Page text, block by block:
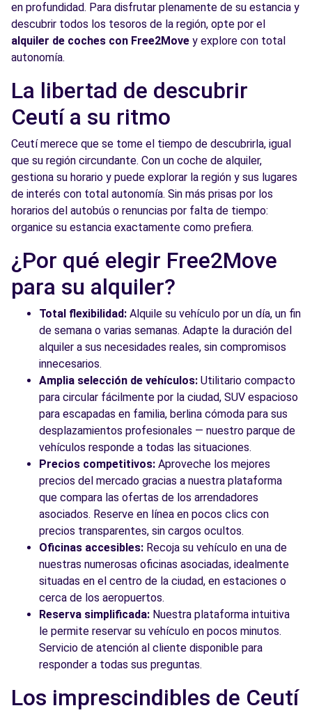
en profundidad. Para disfrutar plenamente de su estancia y
descubrir todos los tesoros de la región, opte por el
alquiler de coches con Free2Move y explore con total
autonomía.
La libertad de descubrir
Ceutí a su ritmo
Ceutí merece que se tome el tiempo de descubrirla, igual
que su región circundante. Con un coche de alquiler,
gestiona su horario y puede explorar la región y sus lugares
de interés con total autonomía. Sin más prisas por los
horarios del autobús o renuncias por falta de tiempo:
organice su estancia exactamente como prefiera.
¿Por qué elegir Free2Move
para su alquiler?
Total flexibilidad: Alquile su vehículo por un día, un fin
de semana o varias semanas. Adapte la duración del
alquiler a sus necesidades reales, sin compromisos
innecesarios.
Amplia selección de vehículos: Utilitario compacto
para circular fácilmente por la ciudad, SUV espacioso
para escapadas en familia, berlina cómoda para sus
desplazamientos profesionales — nuestro parque de
vehículos responde a todas las situaciones.
Precios competitivos: Aproveche los mejores
precios del mercado gracias a nuestra plataforma
que compara las ofertas de los arrendadores
asociados. Reserve en línea en pocos clics con
precios transparentes, sin cargos ocultos.
Oficinas accesibles: Recoja su vehículo en una de
nuestras numerosas oficinas asociadas, idealmente
situadas en el centro de la ciudad, en estaciones o
cerca de los aeropuertos.
Reserva simplificada: Nuestra plataforma intuitiva
le permite reservar su vehículo en pocos minutos.
Servicio de atención al cliente disponible para
responder a todas sus preguntas.
Los imprescindibles de Ceutí